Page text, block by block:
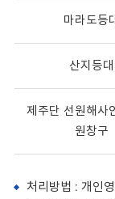
마라도등
산지등대
제주단 선원해사
원창구
처리방법 : 개인